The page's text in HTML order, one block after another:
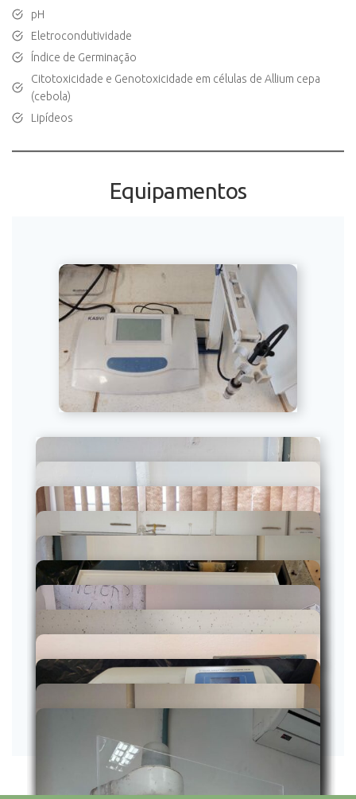
pH
Eletrocondutividade
Índice de Germinação
Citotoxicidade e Genotoxicidade em células de Allium cepa
(cebola)
Lipídeos
Equipamentos